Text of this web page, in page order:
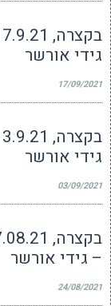
גידי אורשר
17/09/2021
גידי אורשר
03/09/2021
– גידי אורשר
24/08/2021